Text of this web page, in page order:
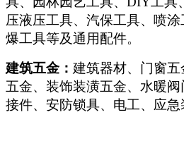
压液压工具、汽保工具、喷
爆工具等及通用配件。
建筑五金： 建筑器材、门窗
五金、装饰装潢五金、水暖
接件、安防锁具、电工、应急